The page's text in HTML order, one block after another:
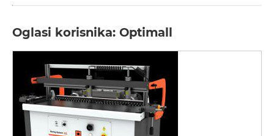
Oglasi korisnika: Optimall